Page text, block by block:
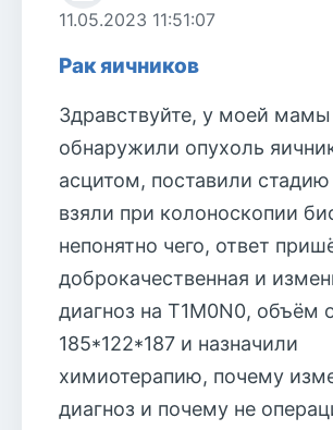
11.05.2023 11:51:07
Рак яичников
Здравствуйте, у моей мамы
обнаружили опухоль
асцитом, поставили
взяли при колоноскопии
непонятно чего, ответ
доброкачественная и
диагноз на Т1M0N0, объём
185*122*187 и назначили
химиотерапию, почему
диагноз и почему не